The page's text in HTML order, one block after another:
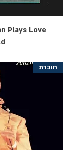
Plays Love
חוברת